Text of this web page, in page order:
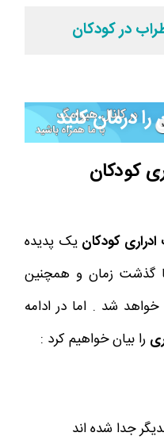
درمان کنید
شب ادراری کودکان را درمان کنید
در کودکان
کودکان
کودکانیک پدیده
گذشت زمان و همچنین
شد . اما در ادامه
را بیان خواهیم کرد :
جدا شده اند